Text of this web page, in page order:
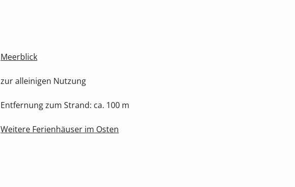
Meerblick
zur alleinigen Nutzung
Entfernung zum Strand: ca. 100 m
Weitere Ferienhäuser im Osten